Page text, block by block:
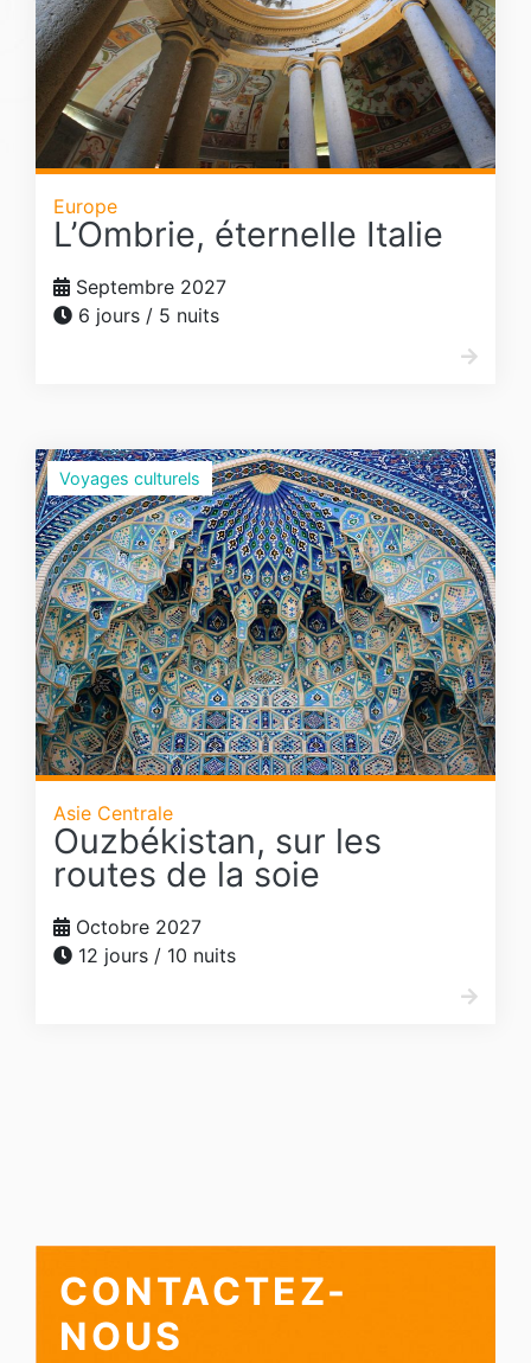
Europe
L’Ombrie, éternelle Italie
Septembre 2027
6 jours / 5 nuits
Voyages culturels
Asie Centrale
Ouzbékistan, sur les
routes de la soie
Octobre 2027
12 jours / 10 nuits
CONTACTEZ-
NOUS